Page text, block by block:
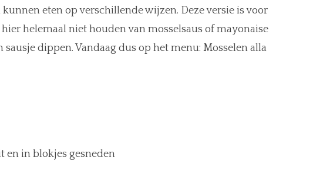
eten op verschillende wijzen. Deze versie is voor
helemaal niet houden van mosselsaus of mayonaise
sausje dippen. Vandaag dus op het menu: Mosselen alla
en in blokjes gesneden